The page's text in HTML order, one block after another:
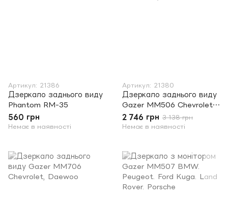
Артикул: 21386
Дзеркало заднього виду
Phantom RM-35
560 грн
Немає в наявності
Артикул: 21380
Дзеркало заднього виду
Gazer MM506 Chevrolet,
Daewoo
2 746 грн 3 138 грн
Немає в наявності